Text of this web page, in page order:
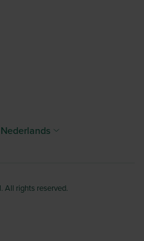
Nederlands
All rights reserved.